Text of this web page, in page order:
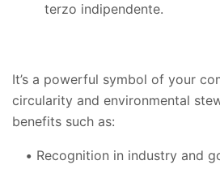
terzo indipendente.
It’s a powerful symbol of your
circularity and environmental
benefits such as:
Recognition in industry and